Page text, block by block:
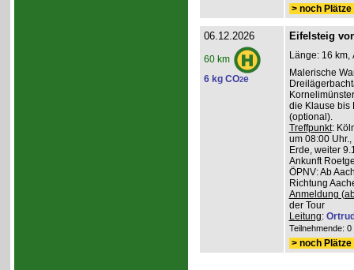
> noch
06.12.2026
60 km
6 kg CO2e
Eifelsteig
Länge: 16 km,
Malerische
die Klause bis
(optional).
Treffpunkt:
um 08:00
Erde, weiter
Ankunft
ÖPNV: Ab
Richtung
Anmeldung
der Tour
Leitung:
Teilnehmende:
> noch